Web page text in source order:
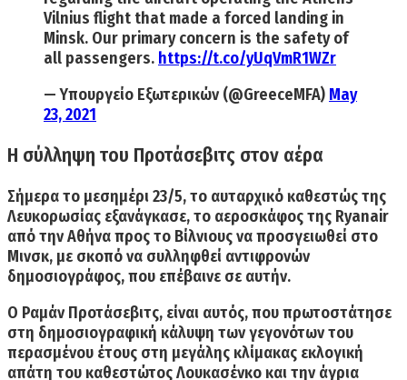
Vilnius flight that made a forced landing in
Minsk. Our primary concern is the safety of
all passengers. https://t.co/yUqVmR1WZr
— Υπουργείο Εξωτερικών (@GreeceMFA) May
23, 2021
Η σύλληψη του Προτάσεβιτς στον αέρα
Σήμερα το μεσημέρι 23/5, το αυταρχικό καθεστώς της
Λευκορωσίας εξανάγκασε, το αεροσκάφος της Ryanair
από την Αθήνα προς το Βίλνιους να προσγειωθεί στο
Μινσκ, με σκοπό να συλληφθεί αντιφρονών
δημοσιογράφος, που επέβαινε σε αυτήν.
Ο Ραμάν Προτάσεβιτς, είναι αυτός, που πρωτοστάτησε
στη δημοσιογραφική κάλυψη των γεγονότων του
περασμένου έτους στη μεγάλης κλίμακας εκλογική
απάτη του καθεστώτος Λουκασένκο και την άγρια